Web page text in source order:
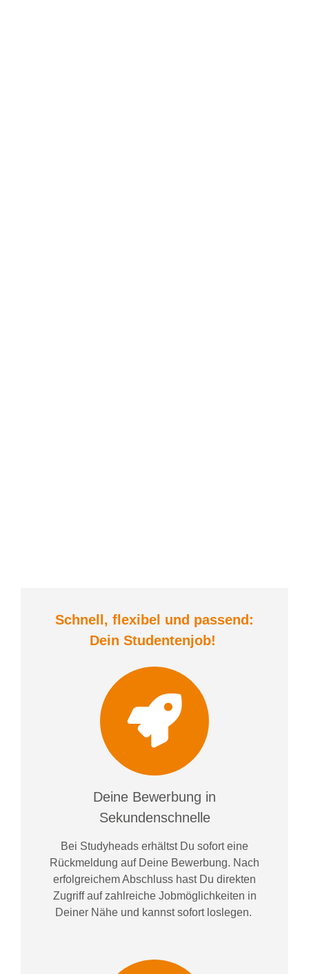
Schnell, flexibel und passend:
Dein Studentenjob!
Deine Bewerbung in
Sekundenschnelle
Bei Studyheads erhältst Du sofort eine
Rückmeldung auf Deine Bewerbung. Nach
erfolgreichem Abschluss hast Du direkten
Zugriff auf zahlreiche Jobmöglichkeiten in
Deiner Nähe und kannst sofort loslegen.